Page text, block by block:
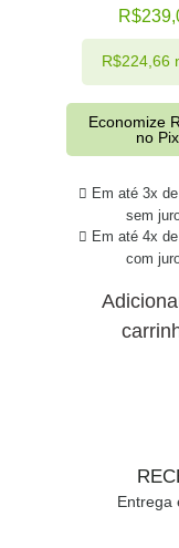
R$
Em até 3x de
sem
Em até 4x de
com
R$224,66
Economize
no Pix
Entrega